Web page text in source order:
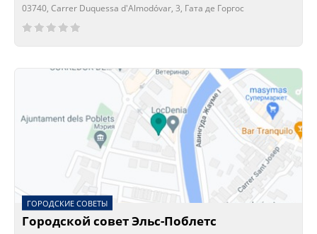
03740, Carrer Duquessa d'Almodóvar, 3, Гата де Горгос
Сейчас открыто!
Сейчас закрыто!
ГОРОДСКИЕ СОВЕТЫ
Городской совет Эльс-Поблетс